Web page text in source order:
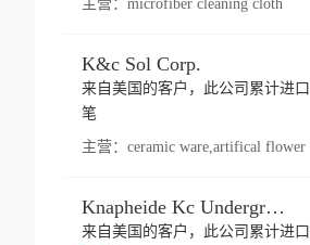
主营： microfiber cleaning cloth
K&c Sol Corp.
来自美国的客户，此公司累计进
笔
主营： ceramic ware,artifical flower
Knapheide Kc Underground
来自美国的客户，此公司累计进